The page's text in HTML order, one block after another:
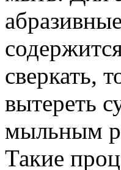
сверкать,
вытереть
мыльным
Такие